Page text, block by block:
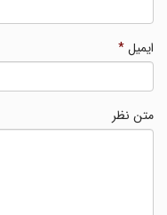
ایمیل*
متن نظر